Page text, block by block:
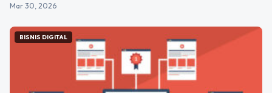
Mar 30, 2026
BISNIS DIGITAL